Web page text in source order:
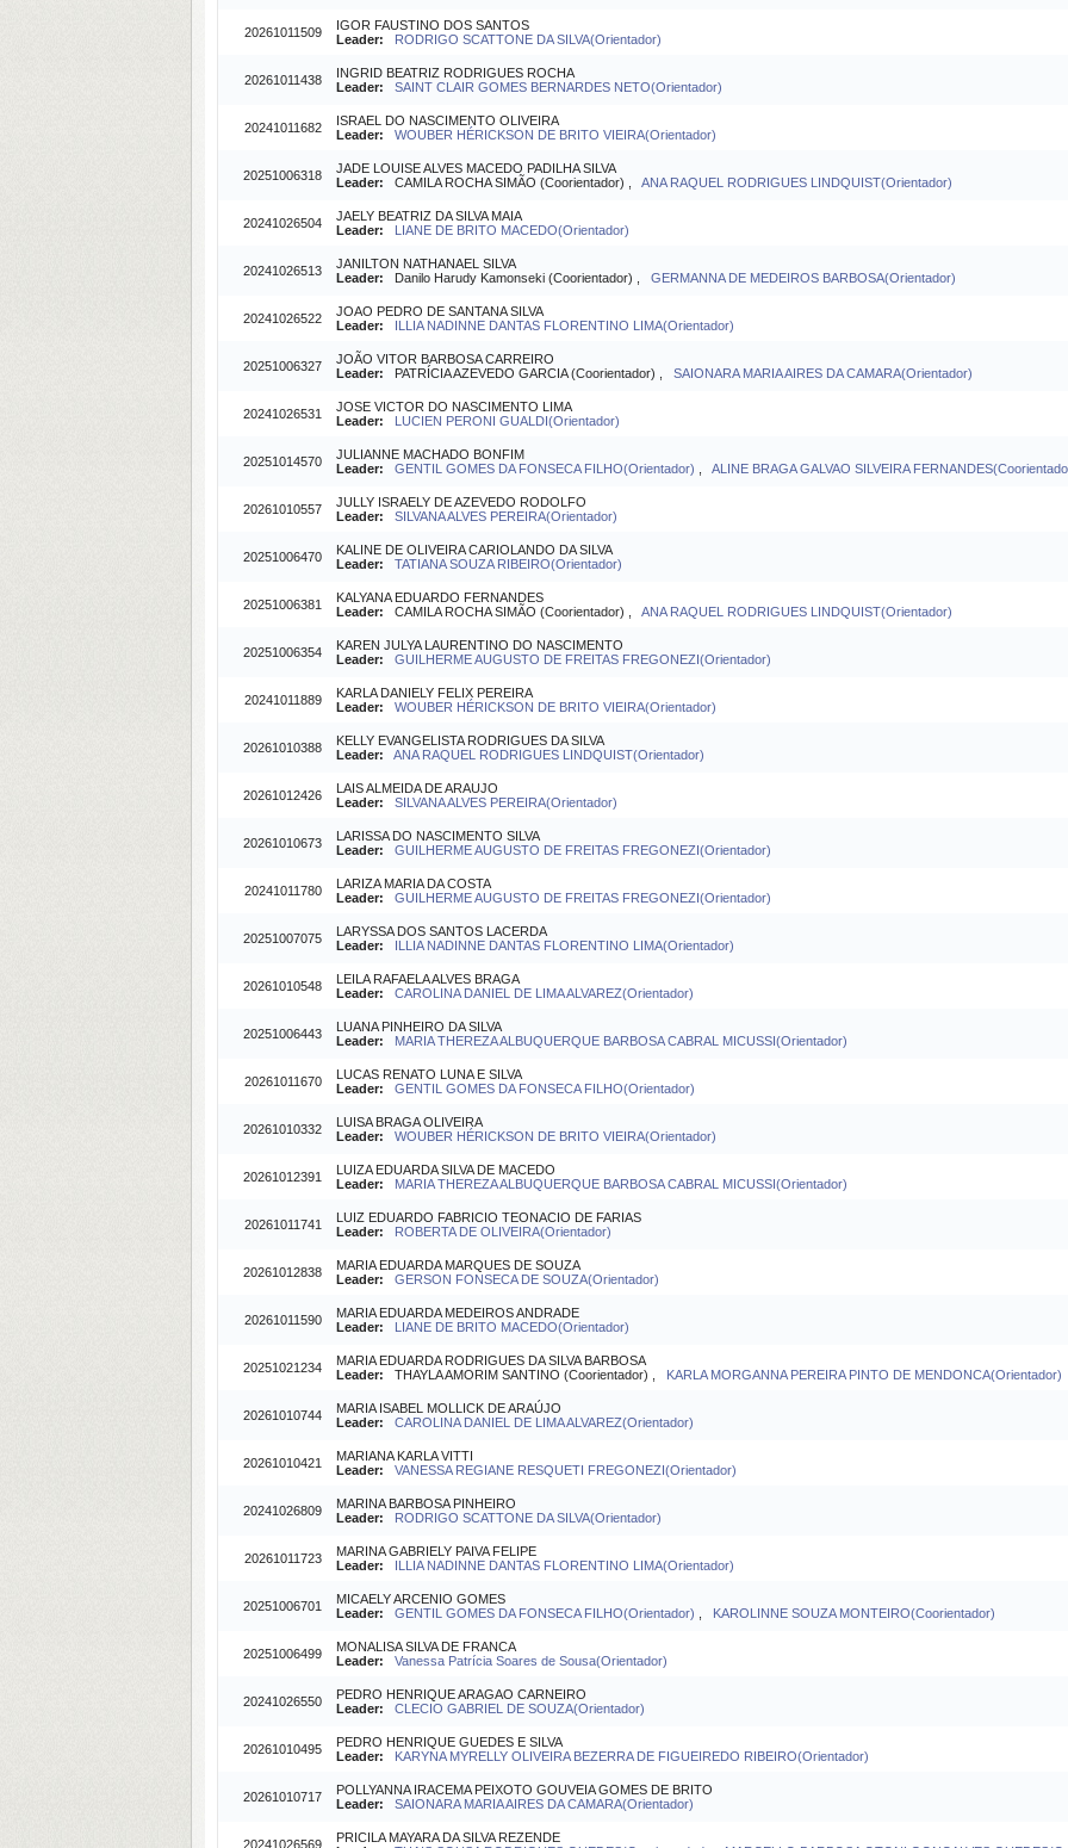
20261011509
IGOR FAUSTINO DOS SANTOS
Leader:
RODRIGO SCATTONE DA SILVA(Orientador)
20261011438
INGRID BEATRIZ RODRIGUES ROCHA
Leader:
SAINT CLAIR GOMES BERNARDES NETO(Orientador)
20241011682
ISRAEL DO NASCIMENTO OLIVEIRA
Leader:
WOUBER HÉRICKSON DE BRITO VIEIRA(Orientador)
20251006318
JADE LOUISE ALVES MACEDO PADILHA SILVA
Leader: CAMILA ROCHA SIMÃO (Coorientador) , ANA RAQUEL RODRIGUES LINDQUIST(Orientador)
20241026504
JAELY BEATRIZ DA SILVA MAIA
Leader:
LIANE DE BRITO MACEDO(Orientador)
20241026513
JANILTON NATHANAEL SILVA
Leader: Danilo Harudy Kamonseki (Coorientador) , GERMANNA DE MEDEIROS BARBOSA(Orientador)
20241026522
JOAO PEDRO DE SANTANA SILVA
Leader:
ILLIA NADINNE DANTAS FLORENTINO LIMA(Orientador)
20251006327
JOÃO VITOR BARBOSA CARREIRO
Leader: PATRÍCIA AZEVEDO GARCIA (Coorientador) , SAIONARA MARIA AIRES DA CAMARA(Orientador)
20241026531
JOSE VICTOR DO NASCIMENTO LIMA
Leader:
LUCIEN PERONI GUALDI(Orientador)
20251014570
JULIANNE MACHADO BONFIM
Leader:
GENTIL GOMES DA FONSECA FILHO(Orientador) ALINE BRAGA GALVAO SILVEIRA
20261010557
JULLY ISRAELY DE AZEVEDO RODOLFO
Leader:
SILVANA ALVES PEREIRA(Orientador)
20251006470
KALINE DE OLIVEIRA CARIOLANDO DA SILVA
Leader:
TATIANA SOUZA RIBEIRO(Orientador)
20251006381
KALYANA EDUARDO FERNANDES
Leader: CAMILA ROCHA SIMÃO (Coorientador) , ANA RAQUEL RODRIGUES LINDQUIST(Orientador)
20251006354
KAREN JULYA LAURENTINO DO NASCIMENTO
Leader:
GUILHERME AUGUSTO DE FREITAS FREGONEZI(Orientador)
20241011889
KARLA DANIELY FELIX PEREIRA
Leader:
WOUBER HÉRICKSON DE BRITO VIEIRA(Orientador)
20261010388
KELLY EVANGELISTA RODRIGUES DA SILVA
Leader:
ANA RAQUEL RODRIGUES LINDQUIST(Orientador)
20261012426
LAIS ALMEIDA DE ARAUJO
Leader:
SILVANA ALVES PEREIRA(Orientador)
20261010673
LARISSA DO NASCIMENTO SILVA
Leader:
GUILHERME AUGUSTO DE FREITAS FREGONEZI(Orientador)
20241011780
LARIZA MARIA DA COSTA
Leader:
GUILHERME AUGUSTO DE FREITAS FREGONEZI(Orientador)
20251007075
LARYSSA DOS SANTOS LACERDA
Leader:
ILLIA NADINNE DANTAS FLORENTINO LIMA(Orientador)
20261010548
LEILA RAFAELA ALVES BRAGA
Leader:
CAROLINA DANIEL DE LIMA ALVAREZ(Orientador)
20251006443
LUANA PINHEIRO DA SILVA
Leader:
MARIA THEREZA ALBUQUERQUE BARBOSA CABRAL MICUSSI(Orientador)
20261011670
LUCAS RENATO LUNA E SILVA
Leader:
GENTIL GOMES DA FONSECA FILHO(Orientador)
20261010332
LUISA BRAGA OLIVEIRA
Leader:
WOUBER HÉRICKSON DE BRITO VIEIRA(Orientador)
20261012391
LUIZA EDUARDA SILVA DE MACEDO
Leader:
MARIA THEREZA ALBUQUERQUE BARBOSA CABRAL MICUSSI(Orientador)
20261011741
LUIZ EDUARDO FABRICIO TEONACIO DE FARIAS
Leader:
ROBERTA DE OLIVEIRA(Orientador)
20261012838
MARIA EDUARDA MARQUES DE SOUZA
Leader:
GERSON FONSECA DE SOUZA(Orientador)
20261011590
MARIA EDUARDA MEDEIROS ANDRADE
Leader:
LIANE DE BRITO MACEDO(Orientador)
20251021234
MARIA EDUARDA RODRIGUES DA SILVA BARBOSA
Leader: THAYLA AMORIM SANTINO (Coorientador) , KARLA MORGANNA PEREIRA PINTO DE MENDONCA(Orientador)
20261010744
MARIA ISABEL MOLLICK DE ARAÚJO
Leader:
CAROLINA DANIEL DE LIMA ALVAREZ(Orientador)
20261010421
MARIANA KARLA VITTI
Leader:
VANESSA REGIANE RESQUETI FREGONEZI(Orientador)
20241026809
MARINA BARBOSA PINHEIRO
Leader:
RODRIGO SCATTONE DA SILVA(Orientador)
20261011723
MARINA GABRIELY PAIVA FELIPE
Leader:
ILLIA NADINNE DANTAS FLORENTINO LIMA(Orientador)
20251006701
MICAELY ARCENIO GOMES
Leader:
GENTIL GOMES DA FONSECA FILHO(Orientador) KAROLINNE SOUZA MONTEIRO(Coorientador)
20251006499
MONALISA SILVA DE FRANCA
Leader:
Vanessa Patrícia Soares de Sousa(Orientador)
20241026550
PEDRO HENRIQUE ARAGAO CARNEIRO
Leader:
CLECIO GABRIEL DE SOUZA(Orientador)
20261010495
PEDRO HENRIQUE GUEDES E SILVA
Leader:
KARYNA MYRELLY OLIVEIRA BEZERRA DE FIGUEIREDO RIBEIRO(Orientador)
20261010717
POLLYANNA IRACEMA PEIXOTO GOUVEIA GOMES DE BRITO
Leader:
SAIONARA MARIA AIRES DA CAMARA(Orientador)
20241026569
PRICILA MAYARA DA SILVA REZENDE